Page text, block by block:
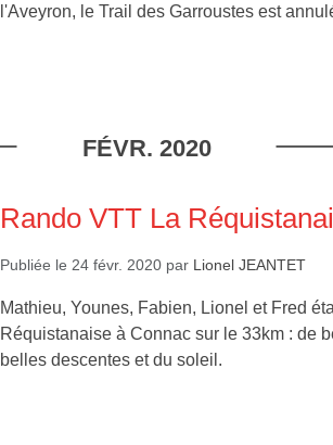
l'Aveyron, le Trail des Garroustes est
FÉVR. 2020
Rando VTT La
Publiée le 24 févr. 2020 par Lionel JEANTET
Mathieu, Younes, Fabien, Lionel et Fred
Réquistanaise à Connac sur le 33km : de
belles descentes et du soleil.